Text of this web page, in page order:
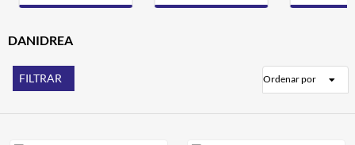
DANIDREA
FILTRAR Ordenar por
7º ALPINESTAR
8º AIROH
9º CALÇA
10º BOTAS